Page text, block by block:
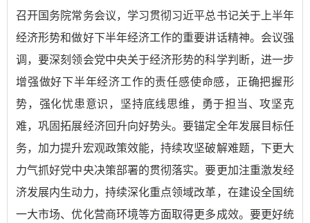
召开国务院常务会议，学习贯彻习近平总书记关于上半年
经济形势和做好下半年经济工作的重要讲话精神。会议强
调，要深刻领会党中央关于经济形势的科学判断，进一步
增强做好下半年经济工作的责任感使命感，正确把握形
势，强化忧患意识，坚持底线思维，勇于担当、攻坚克
难，巩固拓展经济回升向好势头。要锚定全年发展目标任
务，加力提升宏观政策效能，持续攻坚破解难题，下更大
力气抓好党中央决策部署的贯彻落实。要更加注重激发经
济发展内生动力，持续深化重点领域改革，在建设全国统
一大市场、优化营商环境等方面取得更多成效。要更好统